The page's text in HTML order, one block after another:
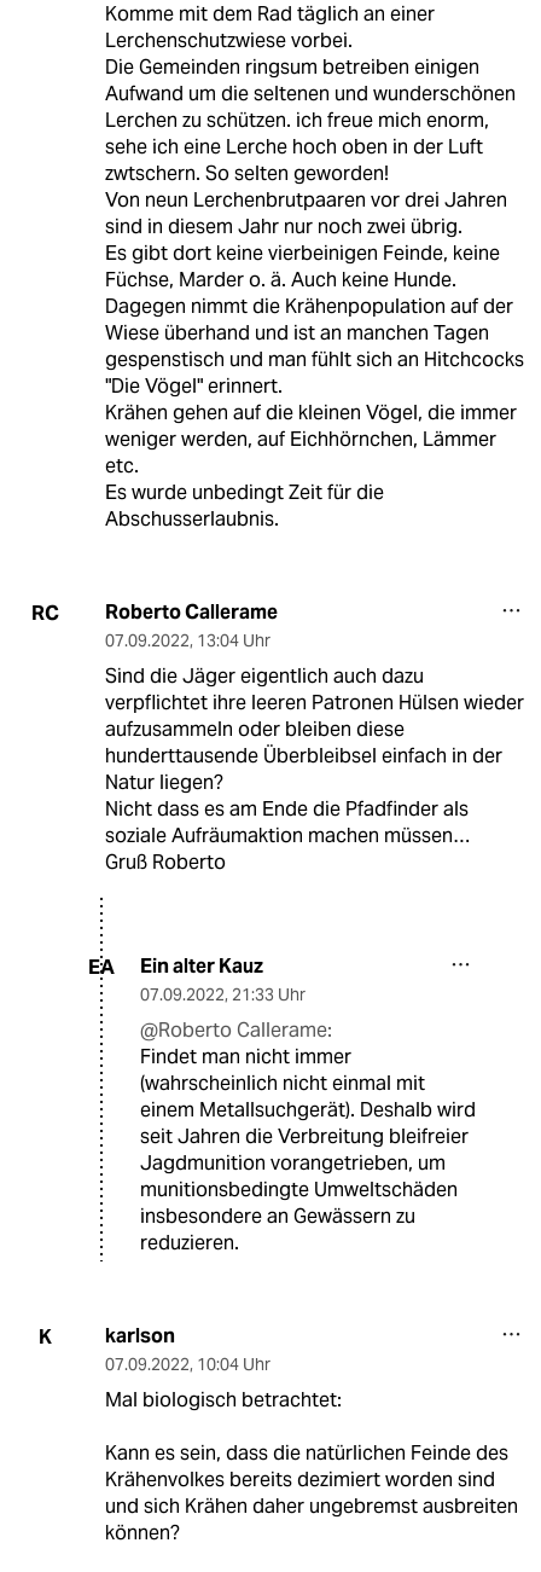
Komme mit dem Rad täglich an einer
Lerchenschutzwiese vorbei.
Die Gemeinden ringsum betreiben einigen
Aufwand um die seltenen und wunderschönen
Lerchen zu schützen. ich freue mich enorm,
sehe ich eine Lerche hoch oben in der Luft
zwtschern. So selten geworden!
Von neun Lerchenbrutpaaren vor drei Jahren
sind in diesem Jahr nur noch zwei übrig.
Es gibt dort keine vierbeinigen Feinde, keine
Füchse, Marder o. ä. Auch keine Hunde.
Dagegen nimmt die Krähenpopulation auf der
Wiese überhand und ist an manchen Tagen
gespenstisch und man fühlt sich an Hitchcocks
"Die Vögel" erinnert.
Krähen gehen auf die kleinen Vögel, die immer
weniger werden, auf Eichhörnchen, Lämmer
etc.
Es wurde unbedingt Zeit für die
Abschusserlaubnis.
RC Roberto Callerame
07.09.2022, 13:04 Uhr
Sind die Jäger eigentlich auch dazu
verpflichtet ihre leeren Patronen Hülsen wieder
aufzusammeln oder bleiben diese
hunderttausende Überbleibsel einfach in der
Natur liegen?
Nicht dass es am Ende die Pfadfinder als
soziale Aufräumaktion machen müssen…
Gruß Roberto
EA Ein alter Kauz
07.09.2022, 21:33 Uhr
@Roberto Callerame:
Findet man nicht immer
(wahrscheinlich nicht einmal mit
einem Metallsuchgerät). Deshalb wird
seit Jahren die Verbreitung bleifreier
Jagdmunition vorangetrieben, um
munitionsbedingte Umweltschäden
insbesondere an Gewässern zu
reduzieren.
K karlson
07.09.2022, 10:04 Uhr
Mal biologisch betrachtet:
Kann es sein, dass die natürlichen Feinde des
Krähenvolkes bereits dezimiert worden sind
und sich Krähen daher ungebremst ausbreiten
können?